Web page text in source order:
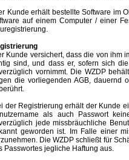
erhält bestellte Software im
auf einem Computer / einer
Kunde versichert, dass die von ihm
sind, und dass er, sofern sich
vornimmt. Die WZDP
die vorliegenden AGB, dauernd
Registrierung erhält der Kunde
als auch Passwort
jede missbräuchliche
geworden ist. Im Falle einer
Die WZDP schließt für
Passwortes jegliche Haftung aus.